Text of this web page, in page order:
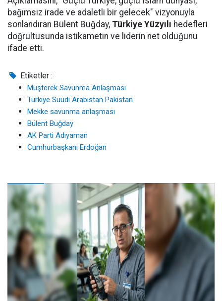
bağımsız irade ve adaletli bir gelecek" vizyonuyla
sonlandıran Bülent Buğday, Türkiye Yüzyılı hedefleri
doğrultusunda istikametin ve liderin net olduğunu
ifade etti.
Etiketler :
Müşterek Savunma Anlaşması
Türkiye Suudi Arabistan Pakistan
Mekke savunma anlaşması
Bülent Buğday
AK Parti Adıyaman
Cumhurbaşkanı Erdoğan